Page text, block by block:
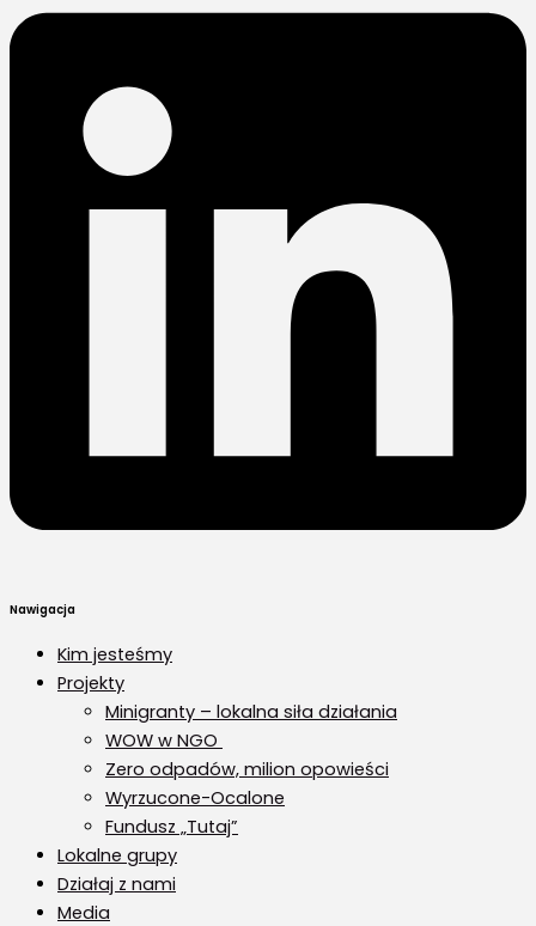
Nawigacja
Kim jesteśmy
Projekty
Minigranty – lokalna siła działania
WOW w NGO
Zero odpadów, milion opowieści
Wyrzucone-Ocalone
Fundusz „Tutaj”
Lokalne grupy
Działaj z nami
Media